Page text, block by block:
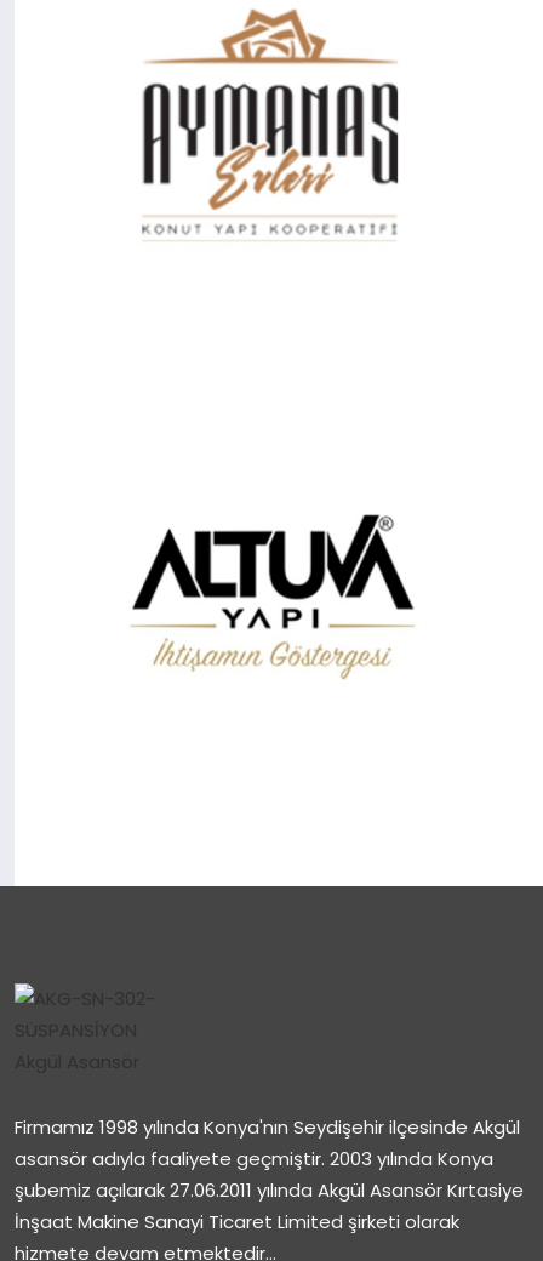
Firmamız 1998 yılında Konya'nın Seydişehir ilçesinde Akgül
asansör adıyla faaliyete geçmiştir. 2003 yılında Konya
şubemiz açılarak 27.06.2011 yılında Akgül Asansör Kırtasiye
İnşaat Makine Sanayi Ticaret Limited şirketi olarak
hizmete devam etmektedir...